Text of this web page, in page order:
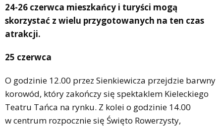
24-26 czerwca mieszkańcy i turyści mogą
skorzystać z wielu przygotowanych na ten czas
atrakcji.
25 czerwca
O godzinie 12.00 przez Sienkiewicza przejdzie barwny
korowód, który zakończy się spektaklem Kieleckiego
Teatru Tańca na rynku. Z kolei o godzinie 14.00
w centrum rozpocznie się Święto Rowerzysty,